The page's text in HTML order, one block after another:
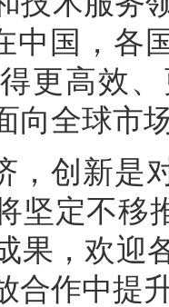
中国，各
更高效
向全球市
，创新是
坚定不移
果，欢迎
合作中提